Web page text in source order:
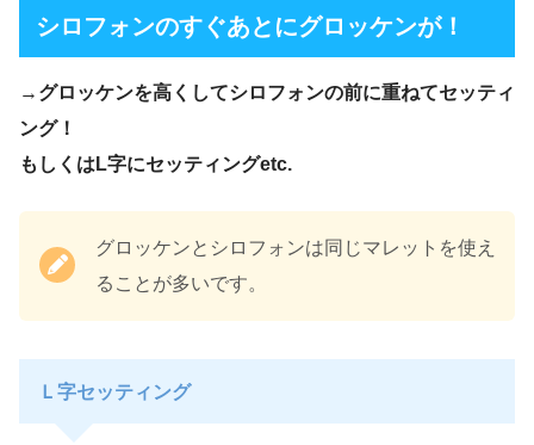
シロフォンのすぐあとにグロッケンが！
→ グロッケンを高くしてシロフォンの前に重ねてセッティ
ング！
もしくはL字にセッティングetc.
グロッケンとシロフォンは同じマレットを使え
ることが多いです。
Ｌ字セッティング